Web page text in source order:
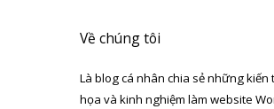
Về chúng tôi
Là blog cá nhân chia sẻ những kiến
họa và kinh nghiệm làm website